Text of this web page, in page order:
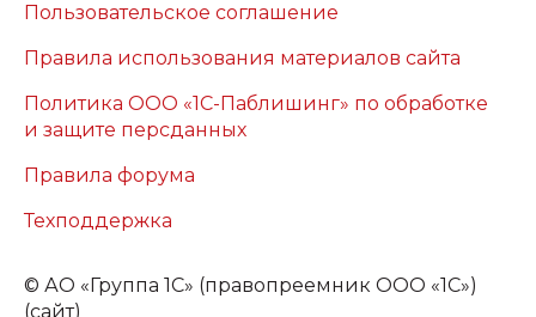
Пользовательское соглашение
Правила использования материалов сайта
Политика ООО «1С-Паблишинг» по обработке
и защите персданных
Правила форума
Техподдержка
© АО «Группа 1С» (правопреемник ООО «1С»)
(сайт)